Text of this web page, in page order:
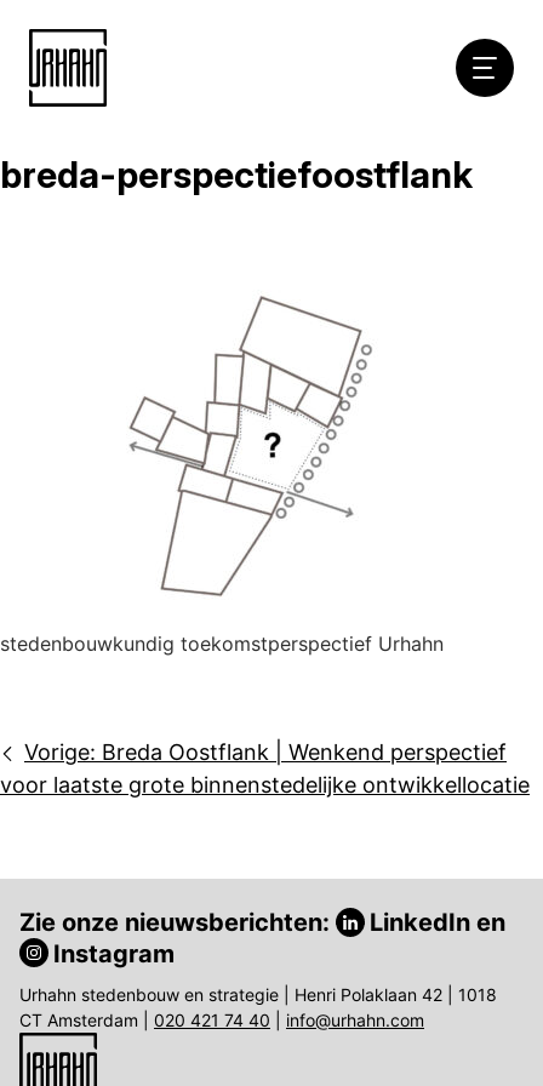
Naar
breda-perspectiefoostflank
stedenbouwkundig toekomstperspectief Urhahn
Bericht
navigatie
Vorige: Breda Oostflank | Wenkend perspectief
voor laatste grote binnenstedelijke ontwikkellocatie
Zie onze nieuwsberichten: LinkedIn en
Instagram
Urhahn stedenbouw en strategie | Henri Polaklaan 42 | 1018
CT Amsterdam | 020 421 74 40 info@urhahn.com